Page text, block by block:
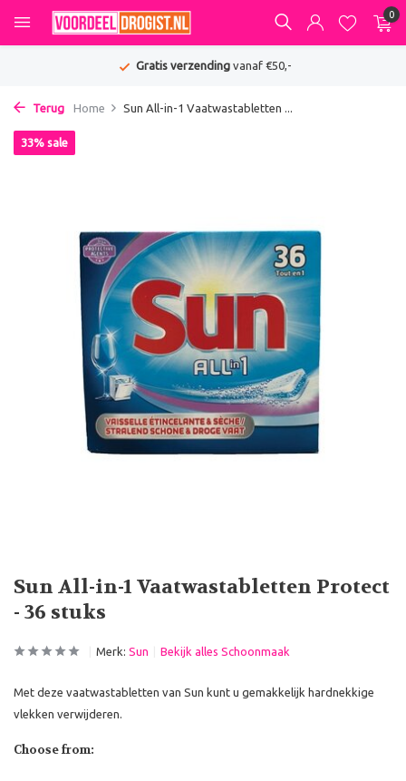
0
Gratis verzendingvanaf €50,-
Terug Home Sun All-in-1 Vaatwastabletten ...
Sun All-in-1 Vaatwastabletten Protect
- 36 stuks
33% sale
Merk: Sun Bekijk alles Schoonmaak
Met deze vaatwastabletten van Sun kunt u gemakkelijk hardnekkige
vlekken verwijderen.
Choose from: